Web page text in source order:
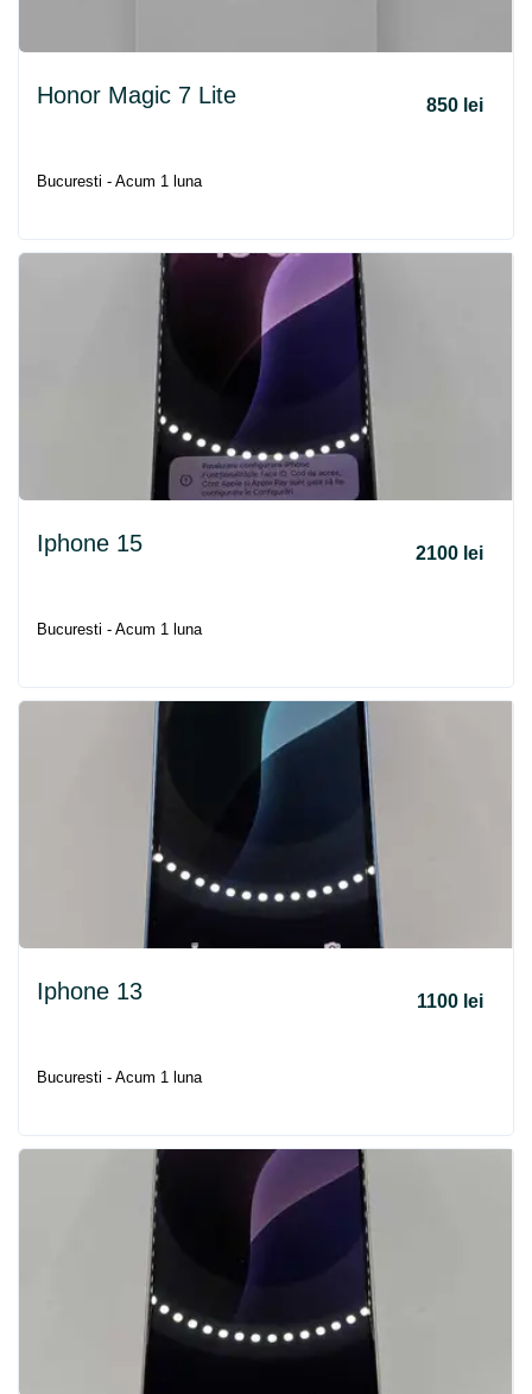
Honor Magic 7 Lite 850 lei
Bucuresti - Acum 1 luna
Iphone 15 2100 lei
Bucuresti - Acum 1 luna
Iphone 13 1100 lei
Bucuresti - Acum 1 luna